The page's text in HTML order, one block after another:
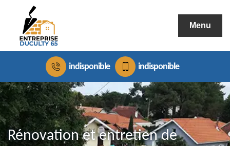
Menu
indisponible indisponible
Rénovation et entretien de